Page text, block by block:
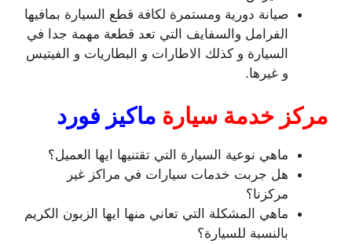
صيانة دورية ومستمرة لكافة قطع السيارة بمافيها
الفرامل والسفايف التي تعد قطعة مهمة جدا في
السيارة و كذلك الاطارات و البطاريات و الفيتيس
و غيرها.
مركز خدمة سيارة ماكيز فورد
ماهي نوعية السيارة التي تقتنيها ايها العميل؟
هل جربت خدمات سيارات في مراكز غير
مركزنا؟
ماهي المشكلة التي تعاني منها ايها الزبون الكريم
بالنسبة للسيارة؟